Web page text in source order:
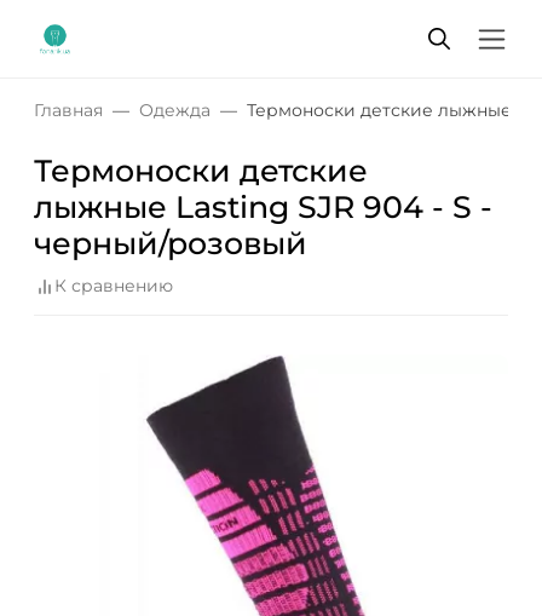
Главная Одежда Термоноски детские лыжные
Термоноски детские
лыжные Lasting SJR 904 - S -
черный/розовый
К сравнению